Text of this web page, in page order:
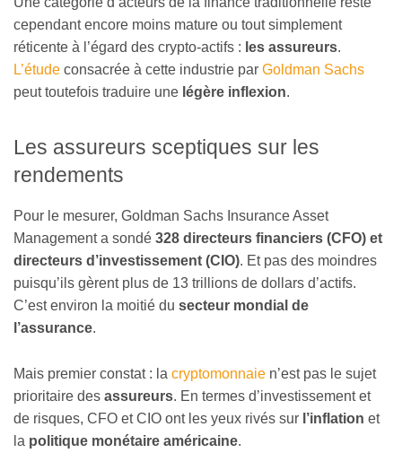
cependant encore moins mature ou tout simplement
réticente à l’égard des crypto-actifs : les assureurs.
L’étude consacrée à cette industrie par Goldman Sachs
peut toutefois traduire une légère inflexion.
Les assureurs sceptiques sur les
rendements
Pour le mesurer, Goldman Sachs Insurance Asset
Management a sondé 328 directeurs financiers (CFO) et
directeurs d’investissement (CIO). Et pas des moindres
puisqu’ils gèrent plus de 13 trillions de dollars d’actifs.
C’est environ la moitié du secteur mondial de
l’assurance.
Mais premier constat : la cryptomonnaie n’est pas le sujet
prioritaire des assureurs. En termes d’investissement et
de risques, CFO et CIO ont les yeux rivés sur l’inflation et
la politique monétaire américaine.